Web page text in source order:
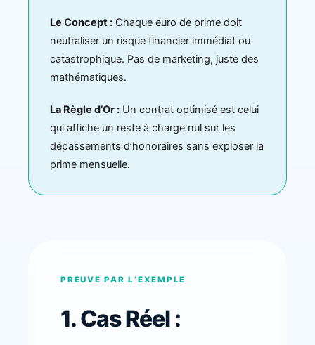
Le Concept : Chaque euro de prime doit
neutraliser un risque financier immédiat ou
catastrophique. Pas de marketing, juste des
mathématiques.
La Règle d’Or : Un contrat optimisé est celui
qui affiche un reste à charge nul sur les
dépassements d’honoraires sans exploser la
prime mensuelle.
PREUVE PAR L’EXEMPLE
1. Cas Réel :